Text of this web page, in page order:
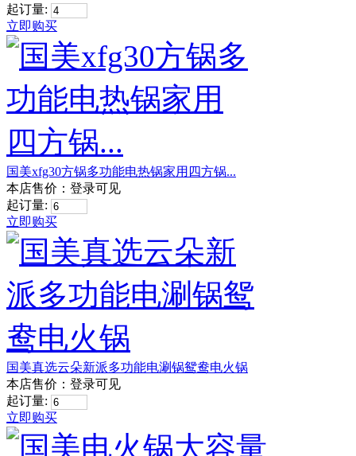
起订量:
立即购买
国美xfg30方锅多功能电热锅家用四方锅...
本店售价： 登录可见
起订量:
立即购买
国美真选云朵新派多功能电涮锅鸳鸯电火锅
本店售价： 登录可见
起订量:
立即购买